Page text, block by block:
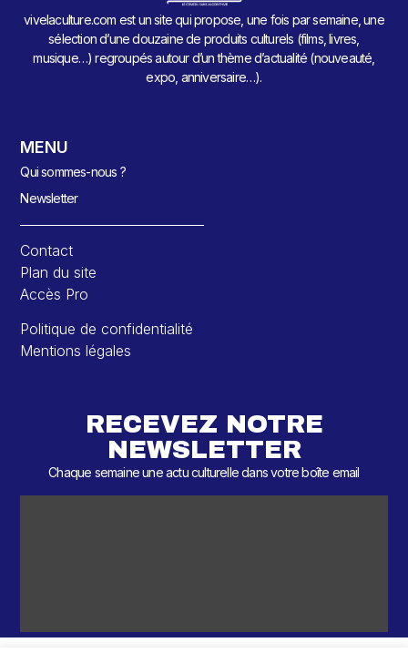
vivelaculture.com est un site qui propose, une fois par semaine, une
sélection d’une douzaine de produits culturels (films, livres,
musique…) regroupés autour d’un thème d’actualité (nouveauté,
expo, anniversaire…).
MENU
Qui sommes-nous ?
Newsletter
Contact
Plan du site
Accès Pro
Politique de confidentialité
Mentions légales
RECEVEZ NOTRE
NEWSLETTER
Chaque semaine une actu culturelle dans votre boîte email